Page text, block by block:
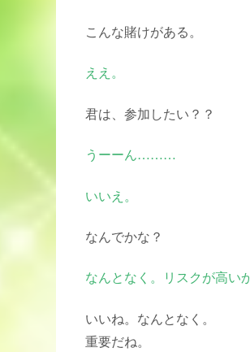
こんな賭けがある。
ええ。
君は、参加したい？？
うーーん………
いいえ。
なんでかな？
なんとなく。リスクが高い
いいね。なんとなく。
重要だね。